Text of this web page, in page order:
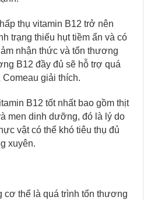
thụ vitamin B12 trở nên
trạng thiếu hụt tiềm ẩn và có
nhận thức và tổn thương
B12 đầy đủ sẽ hỗ trợ quá
Comeau giải thích.
B12 tốt nhất bao gồm thịt
men dinh dưỡng, đó là lý do
vật có thể khó tiêu thụ đủ
xuyên.
cơ thể là quá trình tổn thương